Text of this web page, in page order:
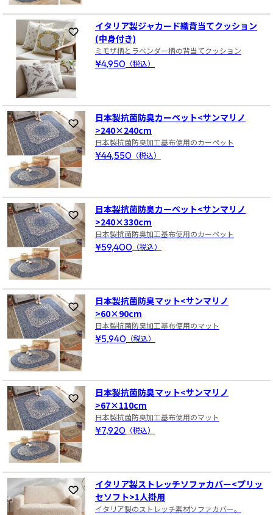
お気に入りに登録
イタリア製ジャカード織背当てクッション
(中身付き)
ミモザ柄とラベンダー柄の背当てクッション
¥4,950 （税込）
お気に入りに登録
日本製抗菌防臭カーペット<サンマリノ
>240×240cm
日本製抗菌防臭加工基布使用のカーペット
¥44,550 （税込）
お気に入りに登録
日本製抗菌防臭カーペット<サンマリノ
>240×330cm
日本製抗菌防臭加工基布使用のカーペット
¥59,400 （税込）
お気に入りに登録
日本製抗菌防臭マット<サンマリノ
>60×90cm
日本製抗菌防臭加工基布使用のマット
¥5,940 （税込）
お気に入りに登録
日本製抗菌防臭マット<サンマリノ
>67×110cm
日本製抗菌防臭加工基布使用のマット
¥7,920 （税込）
お気に入りに登録
イタリア製ストレッチソファカバー<プリッ
セソフト>1人掛用
イタリア製のストレッチ素材ソファカバー。